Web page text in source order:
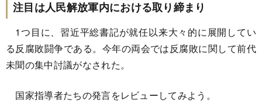
注目は人民解放軍内における取り締まり
1つ目に、習近平総書記が就任以来大々的に展開してい
る反腐敗闘争である。今年の両会では反腐敗に関して前代
未聞の集中討議がなされた。
国家指導者たちの発言をレビューしてみよう。